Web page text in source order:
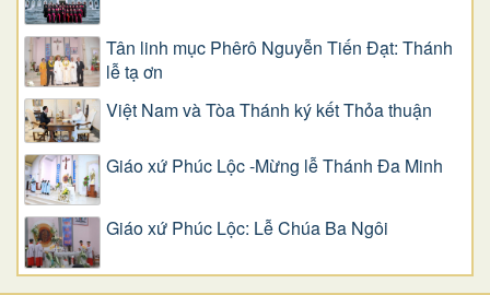
Tân linh mục Phêrô Nguyễn Tiến Đạt: Thánh
lễ tạ ơn
Việt Nam và Tòa Thánh ký kết Thỏa thuận
Giáo xứ Phúc Lộc -Mừng lễ Thánh Đa Minh
Giáo xứ Phúc Lộc: Lễ Chúa Ba Ngôi